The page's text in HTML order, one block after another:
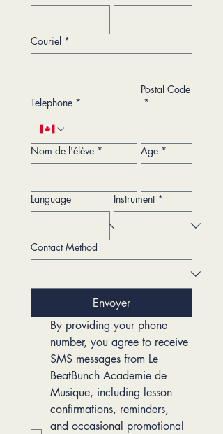
Couriel *
Telephone *
Postal Code
*
Nom de l'élève * Age *
Language Instrument *
Contact Method
Envoyer
By providing your phone
number, you agree to receive
SMS messages from Le
BeatBunch Academie de
Musique, including lesson
confirmations, reminders,
and occasional promotional